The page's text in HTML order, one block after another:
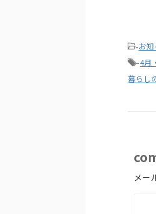
-お
-4月
暮らし
メー